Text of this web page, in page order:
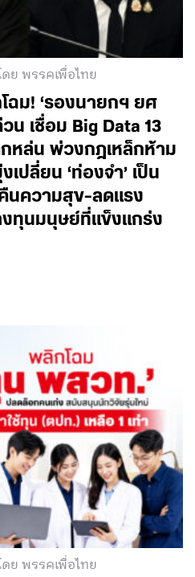
ดย พรรคเพื่อไทย
ม! ‘รองนายกฯ ยศ
น เชื่อม Big Data 13
หล่น พ่วงกฎเหล็กห้าม
ปลี่ยน ‘ท่องจำ’ เป็น
คืนความสุข-ลดแรง
ทุนมนุษย์ที่แข็งแกร่ง
ดย พรรคเพื่อไทย